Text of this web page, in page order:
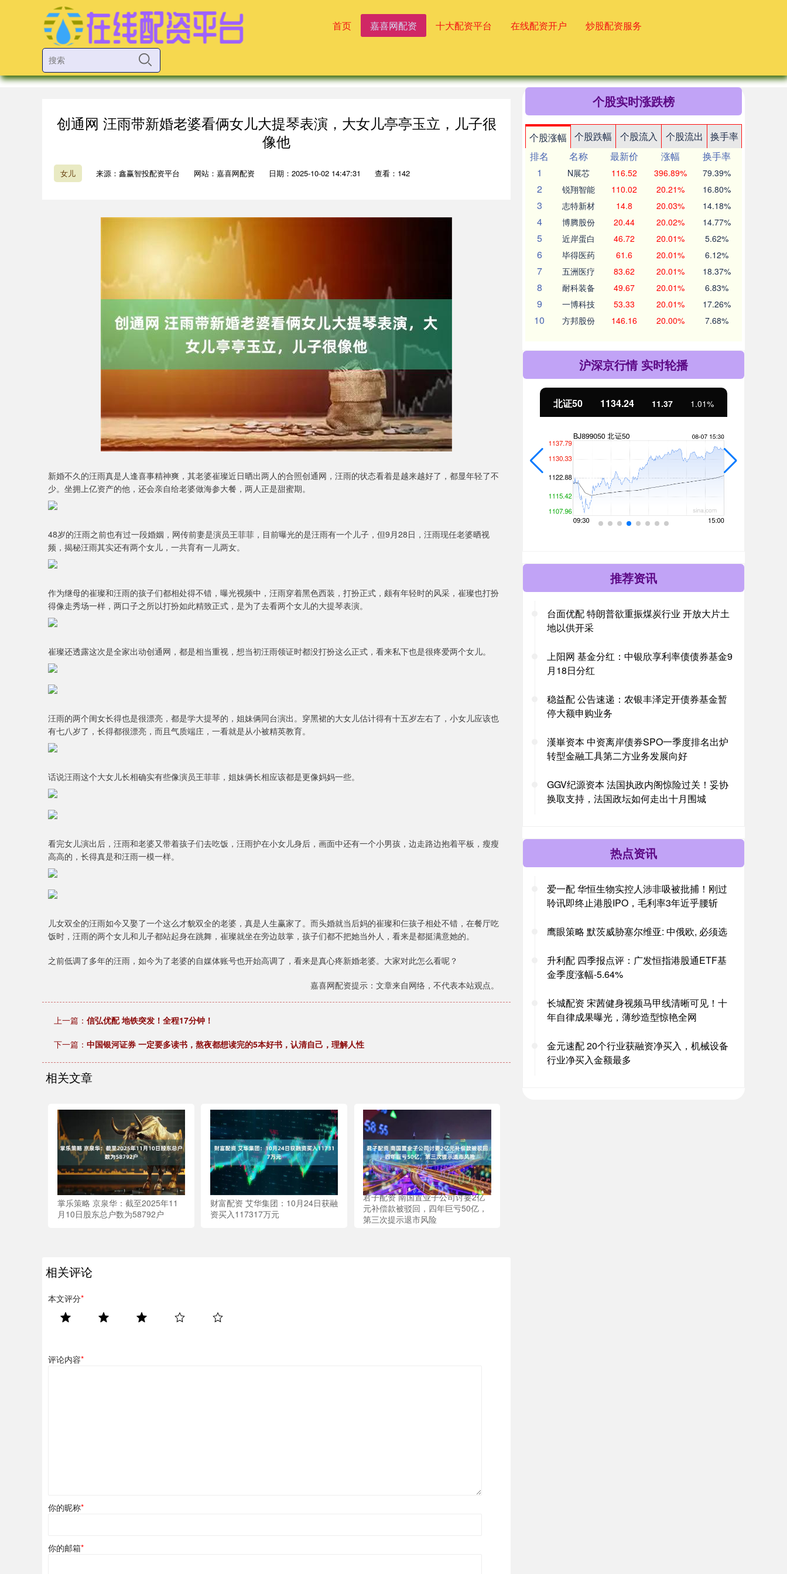
首页 嘉喜网配资 十大配资平台 在线配资开户 炒股配资服务
创通网 汪雨带新婚老婆看俩女儿大提琴表演，大女儿亭亭玉立，儿子很
像他
女儿 来源：鑫赢智投配资平台 网站：嘉喜网配资 日期：2025-10-02 14:47:31 查看：142
新婚不久的汪雨真是人逢喜事精神爽，其老婆崔璨近日晒出两人的合照创通网，汪雨的状态看着是越来越好了，都显年轻了不
少。坐拥上亿资产的他，还会亲自给老婆做海参大餐，两人正是甜蜜期。
48岁的汪雨之前也有过一段婚姻，网传前妻是演员王菲菲，目前曝光的是汪雨有一个儿子，但9月28日，汪雨现任老婆晒视
频，揭秘汪雨其实还有两个女儿，一共育有一儿两女。
作为继母的崔璨和汪雨的孩子们都相处得不错，曝光视频中，汪雨穿着黑色西装，打扮正式，颇有年轻时的风采，崔璨也打扮
得像走秀场一样，两口子之所以打扮如此精致正式，是为了去看两个女儿的大提琴表演。
崔璨还透露这次是全家出动创通网，都是相当重视，想当初汪雨领证时都没打扮这么正式，看来私下也是很疼爱两个女儿。
汪雨的两个闺女长得也是很漂亮，都是学大提琴的，姐妹俩同台演出。穿黑裙的大女儿估计得有十五岁左右了，小女儿应该也
有七八岁了，长得都很漂亮，而且气质端庄，一看就是从小被精英教育。
话说汪雨这个大女儿长相确实有些像演员王菲菲，姐妹俩长相应该都是更像妈妈一些。
看完女儿演出后，汪雨和老婆又带着孩子们去吃饭，汪雨护在小女儿身后，画面中还有一个小男孩，边走路边抱着平板，瘦瘦
高高的，长得真是和汪雨一模一样。
儿女双全的汪雨如今又娶了一个这么才貌双全的老婆，真是人生赢家了。而头婚就当后妈的崔璨和仨孩子相处不错，在餐厅吃
饭时，汪雨的两个女儿和儿子都站起身在跳舞，崔璨就坐在旁边鼓掌，孩子们都不把她当外人，看来是都挺满意她的。
之前低调了多年的汪雨，如今为了老婆的自媒体账号也开始高调了，看来是真心疼新婚老婆。大家对此怎么看呢？
嘉喜网配资提示：文章来自网络，不代表本站观点。
上一篇： 信弘优配 地铁突发！全程17分钟！
下一篇： 中国银河证券 一定要多读书，熬夜都想读完的5本好书，认清自己，理解人性
相关文章
掌乐策略 京泉华：截至2025年11
月10日股东总户数为58792户
财富配资 艾华集团：10月24日获融
资买入117317万元
君子配资 南国置业子公司讨要2亿
元补偿款被驳回，四年巨亏50亿，
第三次提示退市风险
相关评论
本文评分*
评论内容*
你的昵称*
你的邮箱*
个股实时涨跌榜
个股涨幅 个股跌幅 个股流入 个股流出
换手率
排名
名称 最新价 涨幅
换手率
1
N展芯 116.52 396.89% 79.39%
2 锐翔智能 110.02 20.21% 16.80%
3 志特新材 14.8 20.03% 14.18%
4 博腾股份 20.44 20.02% 14.77%
5 近岸蛋白 46.72 20.01% 5.62%
6 毕得医药 61.6 20.01% 6.12%
7 五洲医疗 83.62 20.01% 18.37%
8 耐科装备 49.67 20.01% 6.83%
9 一博科技 53.33 20.01% 17.26%
10 方邦股份 146.16 20.00% 7.68%
沪深京行情 实时轮播
沪深300 4694.44 北证50 1134.24 11.37 1.01%
推荐资讯
台面优配 特朗普欲重振煤炭行业 开放大片土
地以供开采
上阳网 基金分红：中银欣享利率债债券基金9
月18日分红
稳益配 公告速递：农银丰泽定开债券基金暂
停大额申购业务
漢崋资本 中资离岸债券SPO一季度排名出炉
转型金融工具第二方业务发展向好
GGV纪源资本 法国执政内阁惊险过关！妥协
换取支持，法国政坛如何走出十月围城
热点资讯
爱一配 华恒生物实控人涉非吸被批捕！刚过
聆讯即终止港股IPO，毛利率3年近乎腰斩
鹰眼策略 默茨威胁塞尔维亚: 中俄欧, 必须选
升利配 四季报点评：广发恒指港股通ETF基
金季度涨幅-5.64%
长城配资 宋茜健身视频马甲线清晰可见！十
年自律成果曝光，薄纱造型惊艳全网
金元速配 20个行业获融资净买入，机械设备
行业净买入金额最多